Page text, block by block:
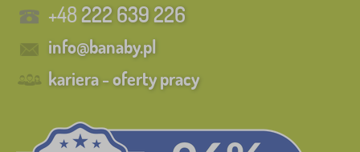
+48222 639 226
info@banaby.pl
kariera - oferty pracy